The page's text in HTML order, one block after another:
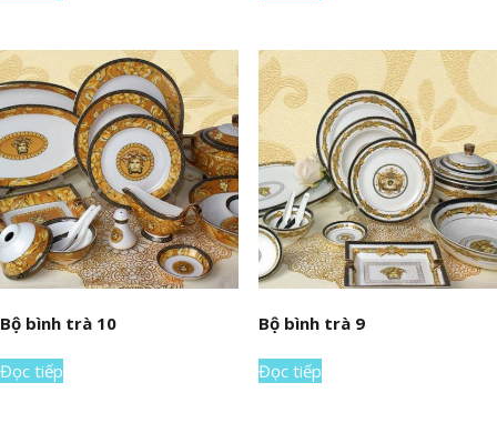
Bộ bình trà 10
Đọc tiếp
Bộ bình trà 9
Đọc tiếp